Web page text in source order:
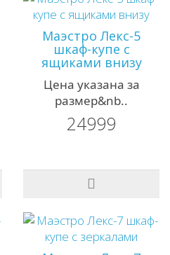
Маэстро Лекс-5
шкаф-купе с
ящиками внизу
Цена указана за
размер&nb..
24999